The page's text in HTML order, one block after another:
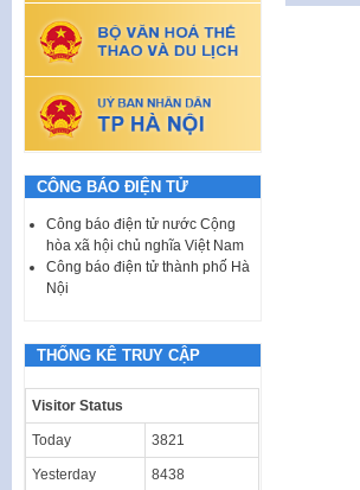
CÔNG BÁO ĐIỆN TỬ
Công báo điện tử nước Cộng
hòa xã hội chủ nghĩa Việt Nam
Công báo điện tử thành phố Hà
Nội
THỐNG KÊ TRUY CẬP
Visitor Status
Today 3821
Yesterday 8438